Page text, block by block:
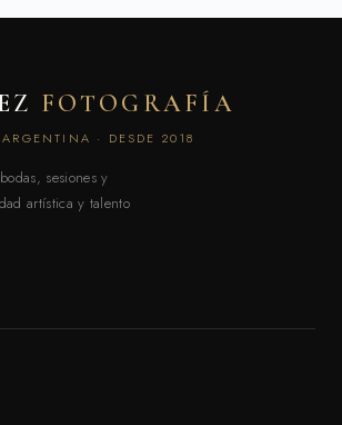
FOTOGRAFÍA
· DESDE 2018
sesiones y
artística y talento